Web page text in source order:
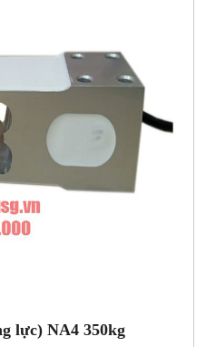
lực) NA4 350kg